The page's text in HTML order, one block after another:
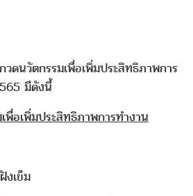
นวัตกรรมเพื่อเพิ่มประสิทธิภาพการ
มีดังนี้
พื่อเพิ่มประสิทธิภาพการทำงาน
งเข็ม